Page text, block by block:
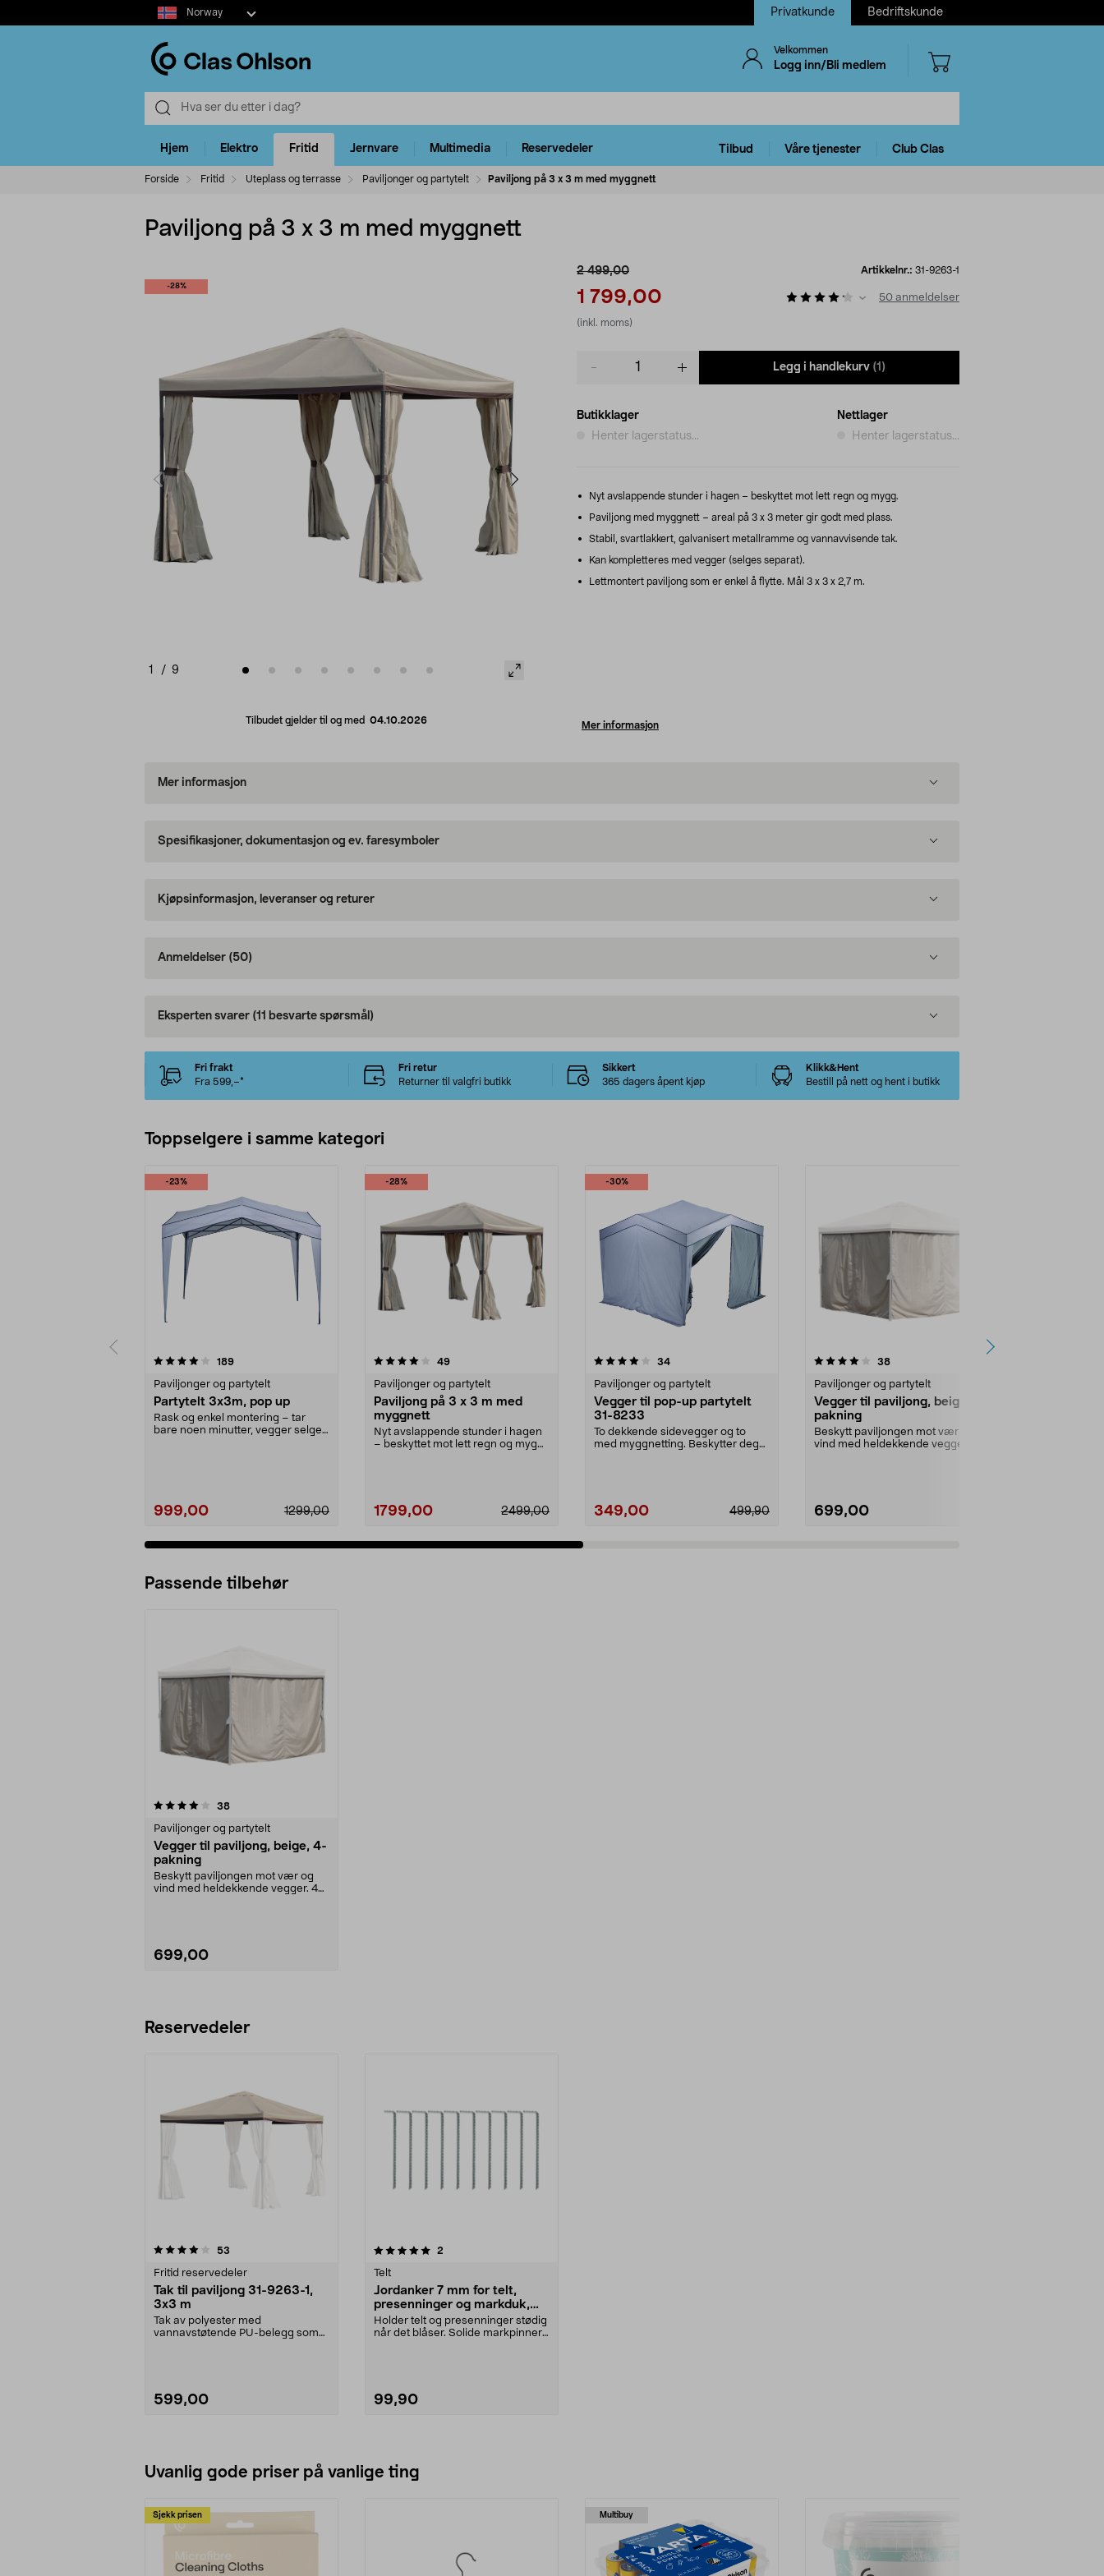
Select
market
Norway Privatkunde Bedriftskunde
Velkommen
Logg inn/Bli medlem
Hjem Elektro Fritid Jernvare Multimedia Reservedeler Tilbud Våre tjenester Club Clas
Forside Fritid Uteplass og terrasse Paviljonger og partytelt Paviljong på 3 x 3 m med myggnett
Paviljong på 3 x 3 m med myggnett
-28%
1 / 9
Tilbudet gjelder til og med 04.10.2026
2 499,00
1 799,00
(inkl. moms)
Artikkelnr.: 31-9263-1
50 anmeldelser
Legg i handlekurv (1)
Butikklager
Henter lagerstatus...
Nettlager
Henter lagerstatus...
Nyt avslappende stunder i hagen – beskyttet mot lett regn og mygg.
Paviljong med myggnett – areal på 3 x 3 meter gir godt med plass.
Stabil, svartlakkert, galvanisert metallramme og vannavvisende tak.
Kan kompletteres med vegger (selges separat).
Lettmontert paviljong som er enkel å flytte. Mål 3 x 3 x 2,7 m.
Mer informasjon
Mer informasjon
Spesifikasjoner, dokumentasjon og ev. faresymboler
Kjøpsinformasjon, leveranser og returer
Anmeldelser (50)
Eksperten svarer (11 besvarte spørsmål)
Fri frakt
Fra 599,–*
Fri retur
Returner til valgfri butikk
Sikkert
365 dagers åpent kjøp
Klikk&Hent
Bestill på nett og hent i butikk
Toppselgere i samme kategori
-23%
189anmeldelser
Paviljonger og partytelt
Partytelt 3x3m, pop up
Rask og enkel montering – tar
bare noen minutter, vegger selges
999,00 1299,00
-28%
4.0 av 5 stjerner 49anmeldelser
Paviljonger og partytelt
Paviljong på 3 x 3 m med
myggnett
Nyt avslappende stunder i hagen
– beskyttet mot lett regn og mygg.
1799,00 2499,00
-30%
4.0 av 5 stjerner 34anmeldelser
Paviljonger og partytelt
Vegger til pop-up partytelt
31-8233
To dekkende sidevegger og to
med myggnetting. Beskytter deg
349,00 499,90
4.0 av 5 stjerner 38anmeldelser
Paviljonger og partytelt
Vegger til paviljong, beige, 4-
pakning
Beskytt paviljongen mot vær og
vind med heldekkende vegger. 4
699,00
4.0 av 5 stjerner
Passende tilbehør
38anmeldelser
Paviljonger og partytelt
Vegger til paviljong, beige, 4-
pakning
Beskytt paviljongen mot vær og
vind med heldekkende vegger. 4
699,00
Reservedeler
53
Fritid reservedeler
Tak til paviljong 31-9263-1,
3x3 m
Tak av polyester med
vannavstøtende PU-belegg som
599,00
5.0av 5 stjerner 2
Telt
Jordanker 7 mm for telt,
presenninger og markduk,
10-pakning
Holder telt og presenninger stødig
når det blåser. Solide markpinner
99,90
Uvanlig gode priser på vanlige ting
Sjekk prisen Multibuy